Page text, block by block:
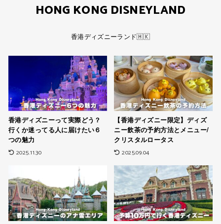
HONG KONG DISNEYLAND
香港ディズニーランド🇭🇰
香港ディズニーって実際どう？
行くか迷ってる人に届けたい６
つの魅力
2025.11.30
【香港ディズニー限定】ディズ
ニー飲茶の予約方法とメニュー/
クリスタルロータス
2025.09.04